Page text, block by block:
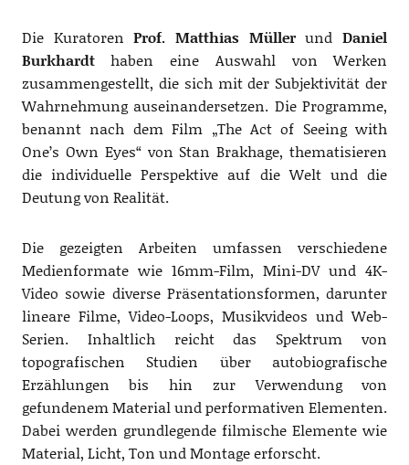
Die KuratorenProf. Matthias MüllerundDaniel
Burkhardthaben eine Auswahl von Werken
zusammengestellt, die sich mit der Subjektivität der
Wahrnehmung auseinandersetzen. Die Programme,
benannt nach dem Film „The Act of Seeing with
One’s Own Eyes“ von Stan Brakhage, thematisieren
die individuelle Perspektive auf die Welt und die
Deutung von Realität.
Die gezeigten Arbeiten umfassen verschiedene
Medienformate wie 16mm-Film, Mini-DV und 4K-
Video sowie diverse Präsentationsformen, darunter
lineare Filme, Video-Loops, Musikvideos und Web-
Serien. Inhaltlich reicht das Spektrum von
topografischen Studien über autobiografische
Erzählungen bis hin zur Verwendung von
gefundenem Material und performativen Elementen.
Dabei werden grundlegende filmische Elemente wie
Material, Licht, Ton und Montage erforscht.